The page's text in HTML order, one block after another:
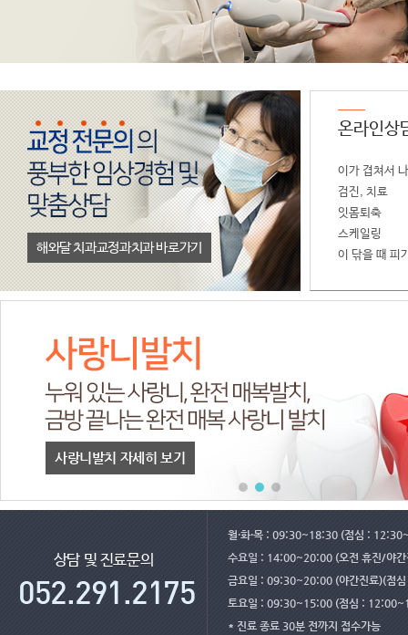
해와달 치과교정과치과 바로가기
온라인상
이가 겹쳐서
검진, 치료
잇몸퇴축
스케일링
이 닦을 때 피
미세현미경치료
컴퓨터 분석 임플란트 자세히 보기
사랑니발치 자세히 보기
상담 및 진료문의
월·화·목 : 09:30~18:30 (점심 :
수요일 : 14:00~20:00 (오전 휴진/야간
금요일 : 09:30~20:00 (야간진료)(점
토요일 : 09:30~15:00 (점심 :
* 진료 종료 30분 전까지 접수가능